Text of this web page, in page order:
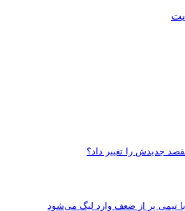
جدیدش را تغییر داد؟
تیمی پر از ضعف وارد لیگ می‌شود